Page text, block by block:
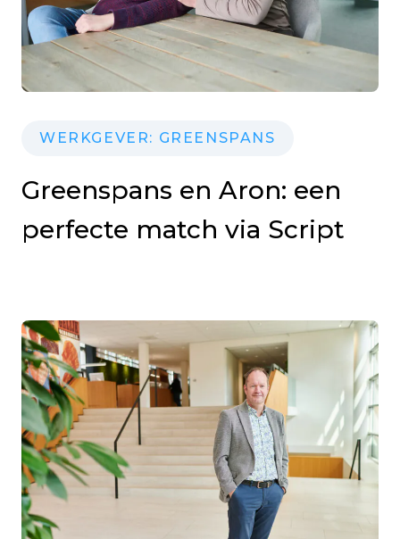
WERKGEVER: GREENSPANS
Greenspans en Aron: een
perfecte match via Script